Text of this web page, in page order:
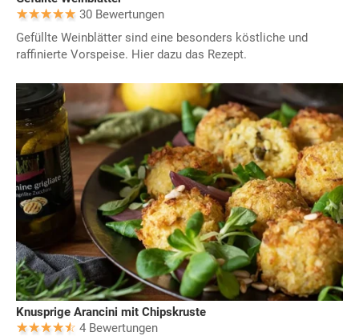
30 Bewertungen
Gefüllte Weinblätter sind eine besonders köstliche und
raffinierte Vorspeise. Hier dazu das Rezept.
Knusprige Arancini mit Chipskruste
4 Bewertungen